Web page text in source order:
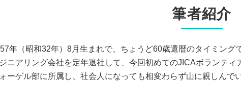
筆者紹介
年（昭和32年）8月生まれで、ちょうど60歳還暦のタイミン
ニアリング会社を定年退社して、今回初めてのJICAボランテ
ーゲル部に所属し、社会人になっても相変わらず山に親しんで